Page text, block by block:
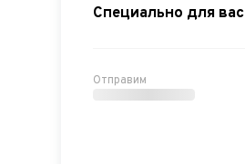
Специально для вас
Отправим